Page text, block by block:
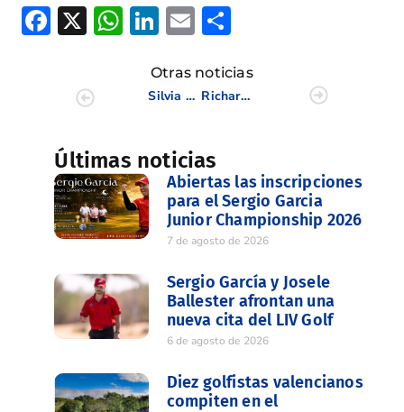
Facebook
X WhatsApp
LinkedIn
Email
Otras noticias
Silvia Bañón accede a los cuartos de final de La Copa de S.M. La Reina
Richard Pons y Fernando García, Campeones de la CV en 3ª y 4ª Categoría
Últimas noticias
Abiertas las inscripciones
para el Sergio Garcia
Junior Championship 2026
7 de agosto de 2026
Sergio García y Josele
Ballester afrontan una
nueva cita del LIV Golf
6 de agosto de 2026
Diez golfistas valencianos
compiten en el